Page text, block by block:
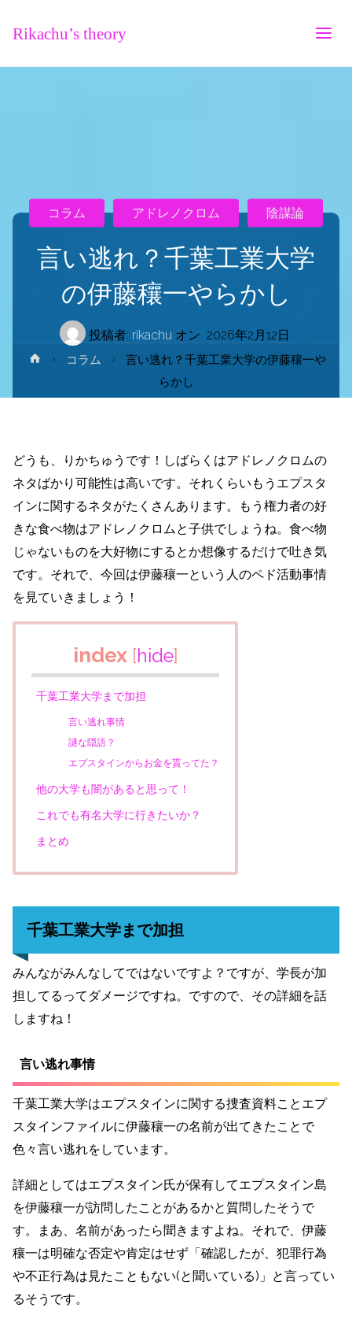
Rikachu’s theory
言い逃れ？千葉工業大学
の伊藤穰一やらかし
投稿者: rikachu オン 2026年2月12日
コラム アドレノクロム 陰謀論
ホ
ム
コラム
言い逃れ？千葉工業大学の伊藤穰一や
らかし
どうも、りかちゅうです！しばらくはアドレノクロムの
ネタばかり可能性は高いです。それくらいもうエプスタ
インに関するネタがたくさんあります。もう権力者の好
きな食べ物はアドレノクロムと子供でしょうね。食べ物
じゃないものを大好物にするとか想像するだけで吐き気
です。それで、今回は伊藤穰一という人のペド活動事情
を見ていきましょう！
index [hide]
千葉工業大学まで加担
言い逃れ事情
謎な隠語？
エプスタインからお金を貰ってた？
他の大学も闇があると思って！
これでも有名大学に行きたいか？
まとめ
千葉工業大学まで加担
みんながみんなしてではないですよ？ですが、学長が加
担してるってダメージですね。ですので、その詳細を話
しますね！
言い逃れ事情
千葉工業大学はエプスタインに関する捜査資料ことエプ
スタインファイルに伊藤穰一の名前が出てきたことで
色々言い逃れをしています。
詳細としてはエプスタイン氏が保有してエプスタイン島
を伊藤穰一が訪問したことがあるかと質問したそうで
す。まあ、名前があったら聞きますよね。それで、伊藤
穰一は明確な否定や肯定はせず「確認したが、犯罪行為
や不正行為は見たこともない(と聞いている)」と言ってい
るそうです。